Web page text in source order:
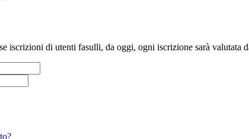
iscrizioni di utenti fasulli, da oggi, ogni iscrizione sarà